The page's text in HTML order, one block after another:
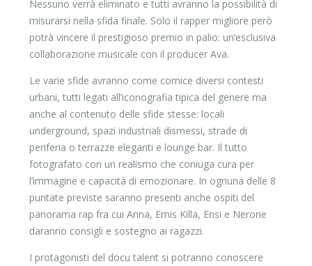
Nessuno verrà eliminato e tutti avranno la possibilità di
misurarsi nella sfida finale. Solo il rapper migliore però
potrà vincere il prestigioso premio in palio: un’esclusiva
collaborazione musicale con il producer Ava.
Le varie sfide avranno come cornice diversi contesti
urbani, tutti legati all’iconografia tipica del genere ma
anche al contenuto delle sfide stesse: locali
underground, spazi industriali dismessi, strade di
periferia o terrazze eleganti e lounge bar. Il tutto
fotografato con un realismo che coniuga cura per
l’immagine e capacità di emozionare. In ognuna delle 8
puntate previste saranno presenti anche ospiti del
panorama rap fra cui Anna, Emis Killa, Ensi e Nerone
daranno consigli e sostegno ai ragazzi.
I protagonisti del docu talent si potranno conoscere